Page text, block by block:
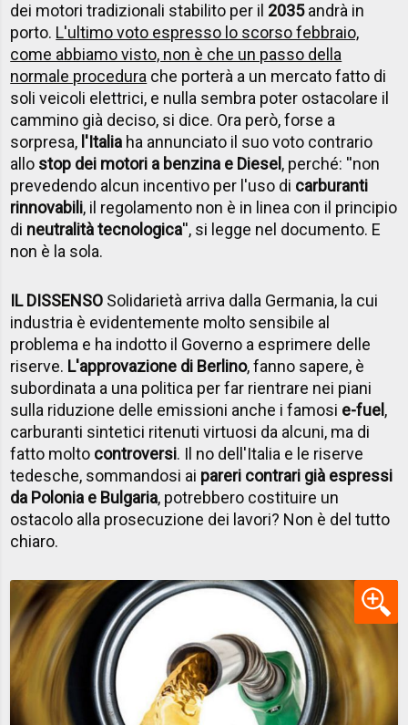
dei motori tradizionali stabilito per il 2035andrà in
porto. L'ultimo voto espresso lo scorso febbraio,
come abbiamo visto, non è che un passo della
normale procedura che porterà a un mercato fatto di
soli veicoli elettrici, e nulla sembra poter ostacolare il
cammino già deciso, si dice. Ora però, forse a
sorpresa, l'Italia ha annunciato il suo voto contrario
allo stop dei motori a benzina e Diesel , perché: ''non
prevedendo alcun incentivo per l'uso di carburanti
rinnovabili, il regolamento non è in linea con il principio
di neutralità tecnologica'', si legge nel documento. E
non è la sola.
IL DISSENSO Solidarietà arriva dalla Germania, la cui
industria è evidentemente molto sensibile al
problema e ha indotto il Governo a esprimere delle
riserve. L'approvazione di Berlino, fanno sapere, è
subordinata a una politica per far rientrare nei piani
sulla riduzione delle emissioni anche i famosi e-fuel ,
carburanti sintetici ritenuti virtuosi da alcuni, ma di
fatto molto controversi. Il no dell'Italia e le riserve
tedesche, sommandosi ai pareri contrari già espressi
da Polonia e Bulgaria, potrebbero costituire un
ostacolo alla prosecuzione dei lavori? Non è del tutto
chiaro.